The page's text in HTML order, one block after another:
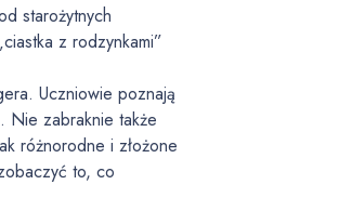
starożytnych
z rodzynkami”
Uczniowie poznają
Nie zabraknie także
różnorodne i złożone
to, co